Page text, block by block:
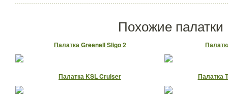
Похожие палатки
Палатка Greenell Sligo 2
Палатка KSL Cruiser Палатка